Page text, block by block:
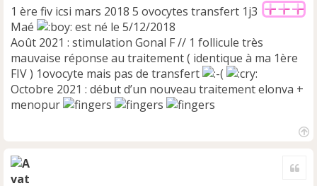
1 ère fiv icsi mars 2018 5 ovocytes transfert 1j3
Maé
est né le 5/12/2018
Août 2021 : stimulation Gonal F // 1 follicule très
mauvaise réponse au traitement ( identique à ma 1ère
FIV ) 1ovocyte mais pas de transfert
Octobre 2021 : début d’un nouveau traitement elonva +
menopur